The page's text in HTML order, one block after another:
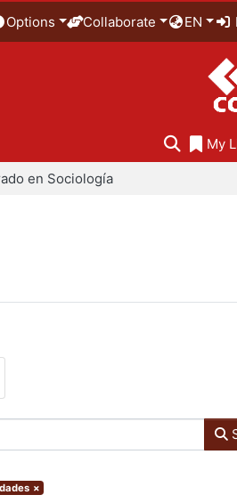
Options Collaborate EN
My
en Sociología
×